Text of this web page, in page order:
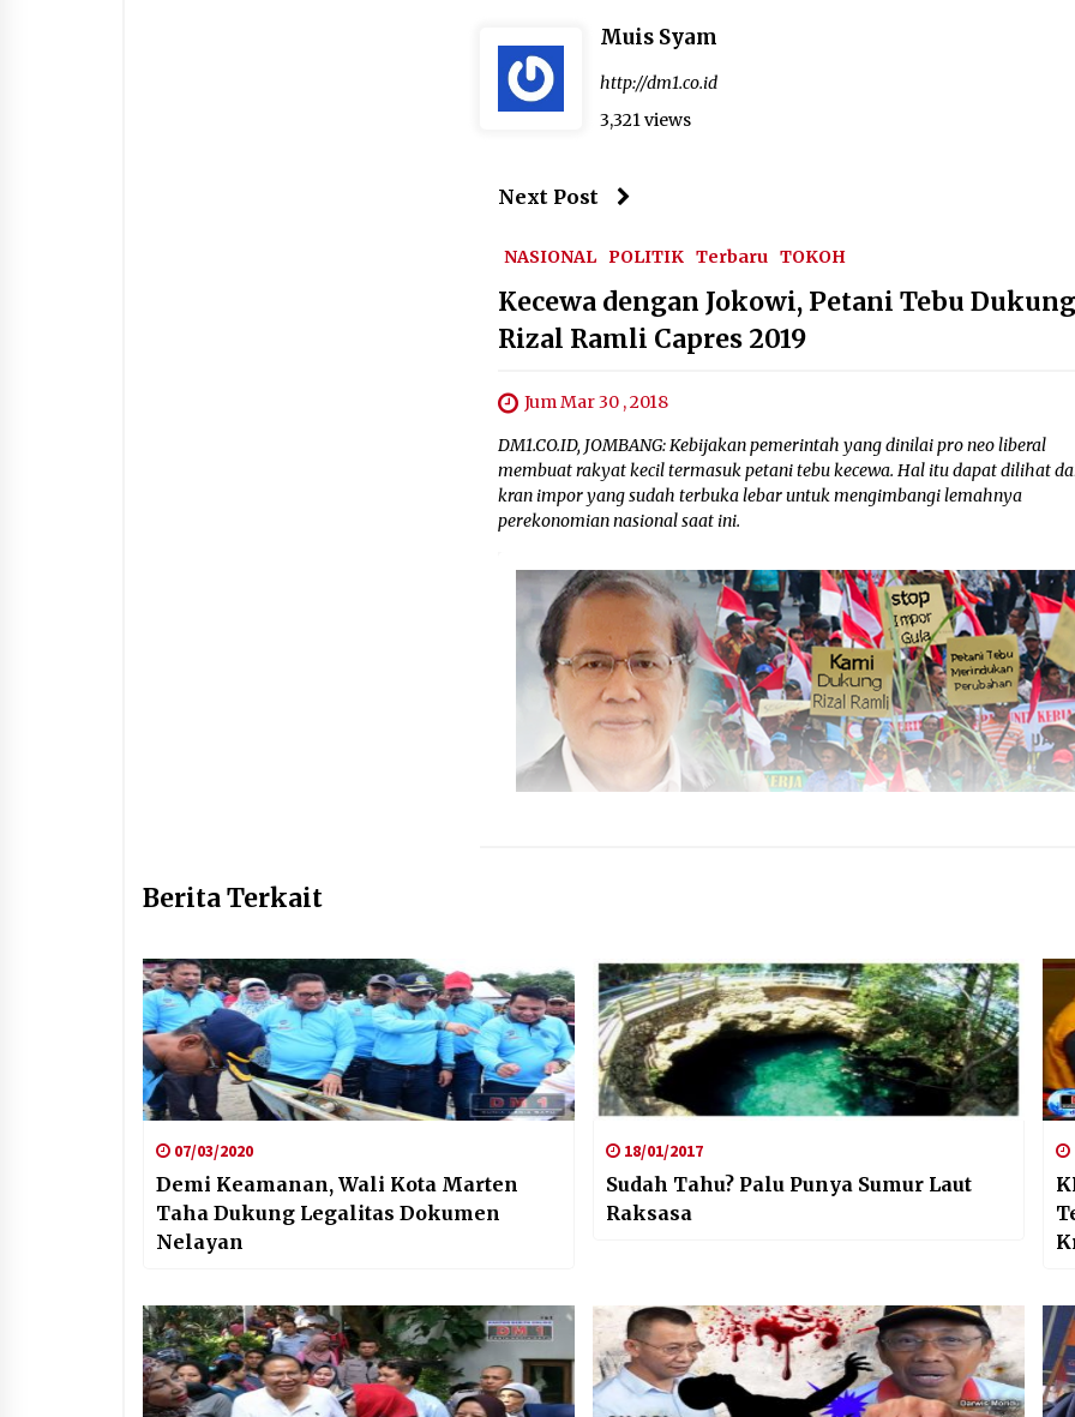
Muis Syam
http://dm1.co.id
3,321 views
Next Post
NASIONAL POLITIK Terbaru TOKOH
Kecewa dengan Jokowi, Petani Tebu
Rizal Ramli Capres 2019
Jum Mar 30 , 2018
DM1.CO.ID, JOMBANG: Kebijakan pemerintah yang dinilai pro neo liberal
membuat rakyat kecil termasuk petani tebu kecewa. Hal itu dapat dilihat
kran impor yang sudah terbuka lebar untuk mengimbangi lemahnya
perekonomian nasional saat ini.
Berita Terkait
07/03/2020
Demi Keamanan, Wali Kota Marten
Taha Dukung Legalitas Dokumen
Nelayan
18/01/2017
Sudah Tahu? Palu Punya Sumur Laut
Raksasa